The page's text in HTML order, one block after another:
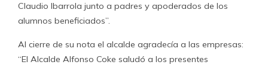
Claudio Ibarrola junto a padres y apoderados de los
alumnos beneficiados”.
Al cierre de su nota el alcalde agradecía a las empresas:
“El Alcalde Alfonso Coke saludó a los presentes